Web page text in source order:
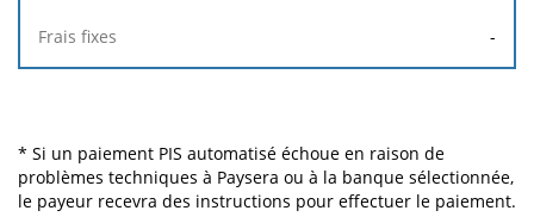
-
* Si un paiement PIS automatisé échoue en raison de
problèmes techniques à Paysera ou à la banque sélectionnée,
le payeur recevra des instructions pour effectuer le paiement.